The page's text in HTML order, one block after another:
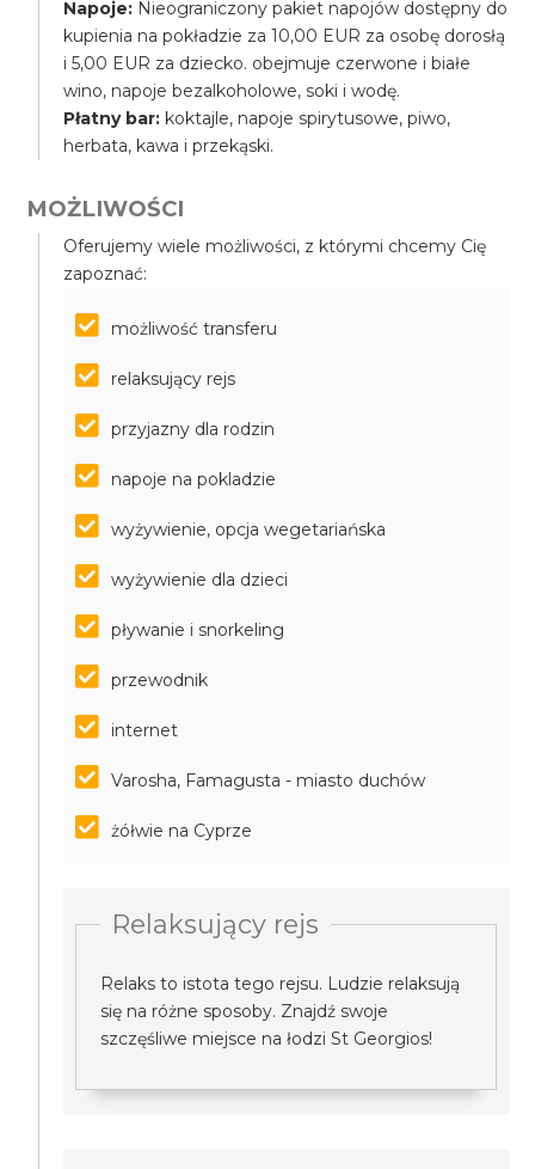
Napoje: Nieograniczony pakiet napojów dostępny do
kupienia na pokładzie za 10,00 EUR za osobę dorosłą
i 5,00 EUR za dziecko. obejmuje czerwone i białe
wino, napoje bezalkoholowe, soki i wodę.
Płatny bar: koktajle, napoje spirytusowe, piwo,
herbata, kawa i przekąski.
MOŻLIWOŚCI
Oferujemy wiele możliwości, z którymi chcemy Cię
zapoznać:
możliwość transferu
relaksujący rejs
przyjazny dla rodzin
napoje na pokladzie
wyżywienie, opcja wegetariańska
wyżywienie dla dzieci
pływanie i snorkeling
przewodnik
internet
Varosha, Famagusta - miasto duchów
żółwie na Cyprze
Relaksujący rejs
Relaks to istota tego rejsu. Ludzie relaksują
się na różne sposoby. Znajdź swoje
szczęśliwe miejsce na łodzi St Georgios!